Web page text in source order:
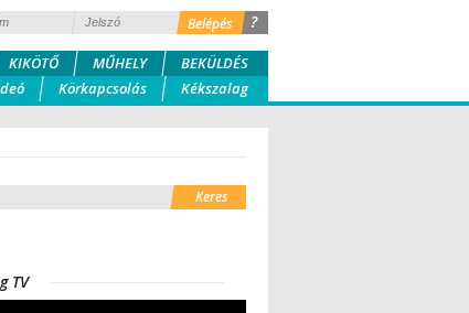
?
KIKÖTŐ MŰHELY
BEKÜLDÉS
Körkapcsolás Kékszalag
TV